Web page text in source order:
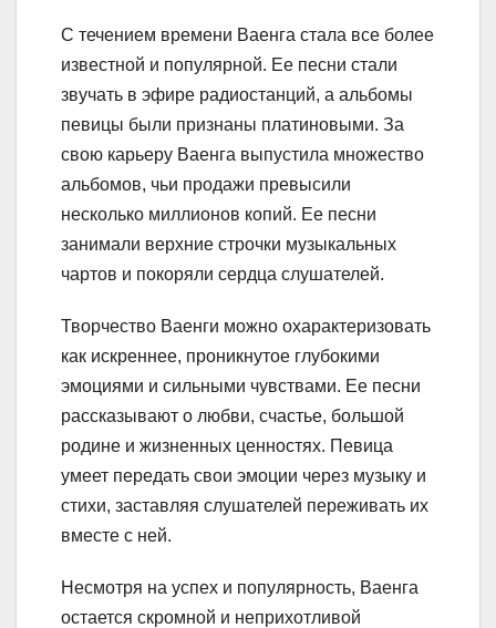
С течением времени Ваенга стала все более
известной и популярной. Ее песни стали
звучать в эфире радиостанций, а альбомы
певицы были признаны платиновыми. За
свою карьеру Ваенга выпустила множество
альбомов, чьи продажи превысили
несколько миллионов копий. Ее песни
занимали верхние строчки музыкальных
чартов и покоряли сердца слушателей.
Творчество Ваенги можно охарактеризовать
как искреннее, проникнутое глубокими
эмоциями и сильными чувствами. Ее песни
рассказывают о любви, счастье, большой
родине и жизненных ценностях. Певица
умеет передать свои эмоции через музыку и
стихи, заставляя слушателей переживать их
вместе с ней.
Несмотря на успех и популярность, Ваенга
остается скромной и неприхотливой